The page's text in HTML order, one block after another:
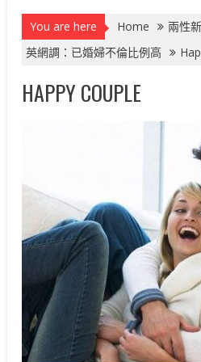
You are here Home
兩性
英網調：已婚婦不倫比例高
HAPPY COUPLE